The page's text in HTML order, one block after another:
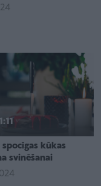
1:11
spocīgas kūkas
svinēšanai